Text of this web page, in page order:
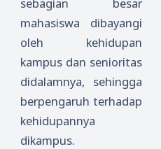
mahasiswa dibayangi
oleh kehidupan
kampus dan senioritas
didalamnya, sehingga
berpengaruh terhadap
kehidupannya
dikampus.